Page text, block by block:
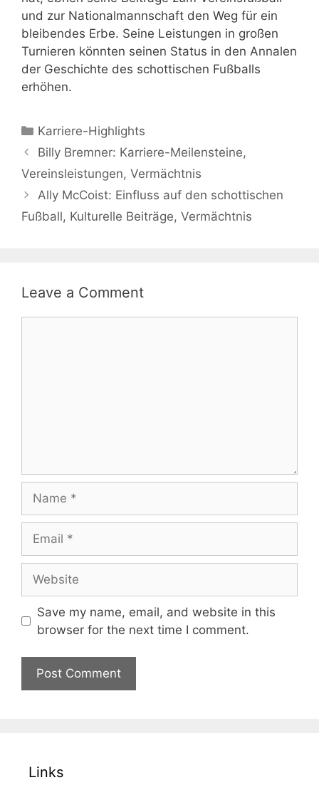
und zur Nationalmannschaft den Weg für ein
bleibendes Erbe. Seine Leistungen in großen
Turnieren könnten seinen Status in den Annalen
der Geschichte des schottischen Fußballs
erhöhen.
Categories
Karriere-Highlights
Billy Bremner: Karriere-Meilensteine,
Vereinsleistungen, Vermächtnis
Ally McCoist: Einfluss auf den schottischen
Fußball, Kulturelle Beiträge, Vermächtnis
Leave a Comment
Save my name, email, and website in this
browser for the next time I comment.
Links